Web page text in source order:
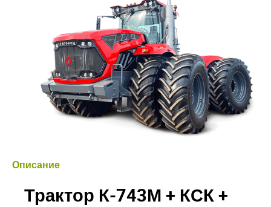
Описание
Трактор К-743М + КСК +